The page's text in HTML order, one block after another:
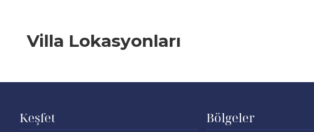
Villa Lokasyonları
Keşfet Bölgeler